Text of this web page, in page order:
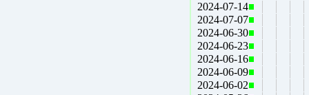
2024-07-14
2024-07-07
2024-06-30
2024-06-23
2024-06-16
2024-06-09
2024-06-02